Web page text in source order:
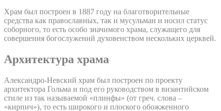
Храм был построен в 1887 году на благотворительные
средства как православных, так и мусульман и носил статус
соборного, то есть особо значимого храма, служащего для
совершения богослужений духовенством нескольких церквей.
Архитектура храма
Александро-Невский храм был построен по проекту
архитектора Гольма и под его руководством в византийском
стиле из так называемой «плинфы» (от греч. слова –
«кирпич»), то есть широкого и плоского обожженного